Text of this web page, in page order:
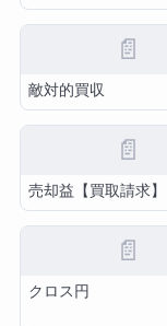
📄
敵対的買収
📄
売却益【買取請求】
📄
クロス円